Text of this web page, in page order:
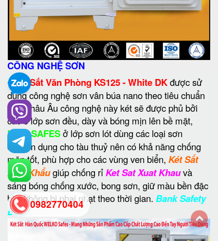
CÔNG NGHỆ SƠN
•Két Sắt Văn Phòng KS125 - White DKđược sử
dụng công nghệ sơn vân búa nano theo tiêu chuẩn
của Châu Âu công nghệ này két sẽ được phủ bởi
các 3 lớp sơn đều, dày và bóng mịn lên bề mặt,
LION SAFESở lớp sơn lót dùng các loại sơn
chuyên dụng cho tàu thuỷ nên có khả năng chống
mặn tốt, phù hợp cho các vùng ven biển, Két Sắt
Xuất Khẩugiúp chống rỉKet Sat Xuat Khauvà
sáng bóng chống xước, bong sơn, giữ màu bền đặc
biệt không bị phai nhạt theo thời gian. Bank Safety
Box
0982770404
back